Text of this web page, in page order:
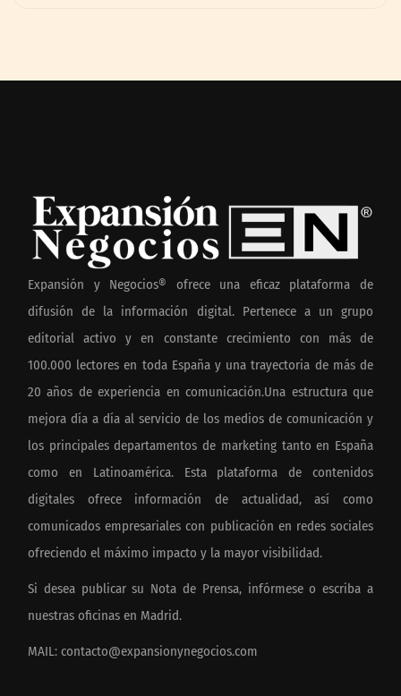
Expansión y Negocios® ofrece una eficaz plataforma de
difusión de la información digital. Pertenece a un grupo
editorial activo y en constante crecimiento con más de
100.000 lectores en toda España y una trayectoria de más de
20 años de experiencia en comunicación.Una estructura que
mejora día a día al servicio de los medios de comunicación y
los principales departamentos de marketing tanto en España
como en Latinoamérica. Esta plataforma de contenidos
digitales ofrece información de actualidad, así como
comunicados empresariales con publicación en redes sociales
ofreciendo el máximo impacto y la mayor visibilidad.
Si desea publicar su Nota de Prensa, infórmese o escriba a
nuestras oficinas en Madrid.
MAIL: contacto@expansionynegocios.com